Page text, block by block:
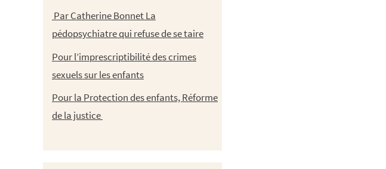
Par Catherine Bonnet La
pédopsychiatre qui refuse de se taire
Pour l’imprescriptibilité des crimes
sexuels sur les enfants
Pour la Protection des enfants, Réforme
de la justice